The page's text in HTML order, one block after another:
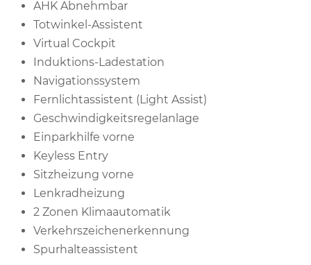
AHK Abnehmbar
Totwinkel-Assistent
Virtual Cockpit
Induktions-Ladestation
Navigationssystem
Fernlichtassistent (Light Assist)
Geschwindigkeitsregelanlage
Einparkhilfe vorne
Keyless Entry
Sitzheizung vorne
Lenkradheizung
2 Zonen Klimaautomatik
Verkehrszeichenerkennung
Spurhalteassistent